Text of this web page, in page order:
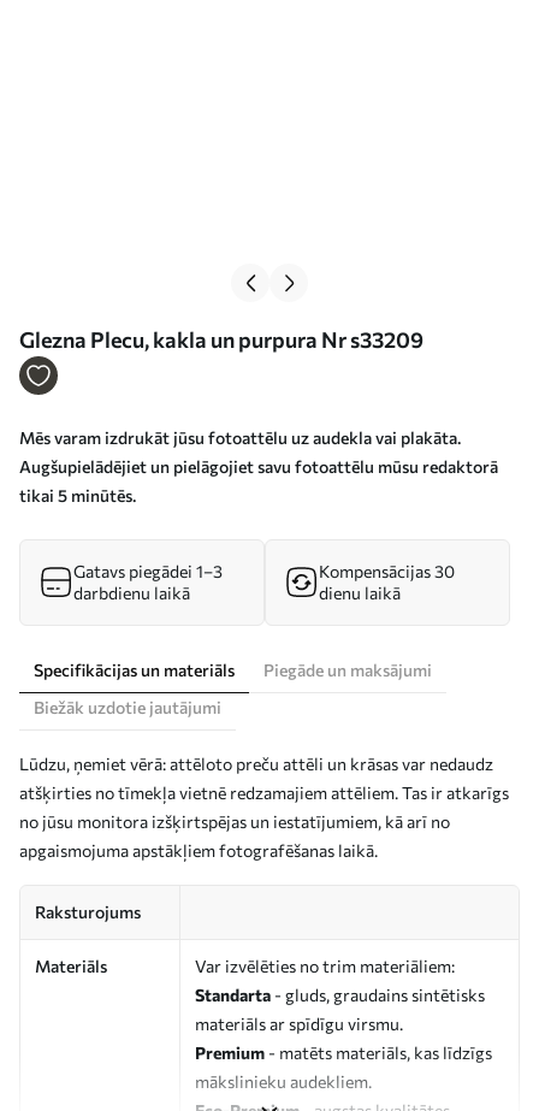
Glezna Plecu, kakla un purpura Nr s33209
Mēs varam izdrukāt jūsu fotoattēlu uz audekla vai plakāta.
Augšupielādējiet un pielāgojiet savu fotoattēlu mūsu redaktorā
tikai 5 minūtēs.
Gatavs piegādei 1–3
darbdienu laikā
Kompensācijas 30
dienu laikā
Specifikācijas un materiāls
Piegāde un maksājumi
Biežāk uzdotie jautājumi
Lūdzu, ņemiet vērā: attēloto preču attēli un krāsas var nedaudz
atšķirties no tīmekļa vietnē redzamajiem attēliem. Tas ir atkarīgs
no jūsu monitora izšķirtspējas un iestatījumiem, kā arī no
apgaismojuma apstākļiem fotografēšanas laikā.
Raksturojums
Materiāls
Var izvēlēties no trim materiāliem:
Standarta - gluds, graudains sintētisks
materiāls ar spīdīgu virsmu.
Premium - matēts materiāls, kas līdzīgs
mākslinieku audekliem.